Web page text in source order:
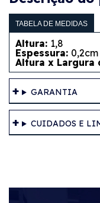
TABELA DE MEDIDAS
Altura: 1,8
Espessura: 0,2cm
Altura x Largura
GARANTIA
CUIDADOS E